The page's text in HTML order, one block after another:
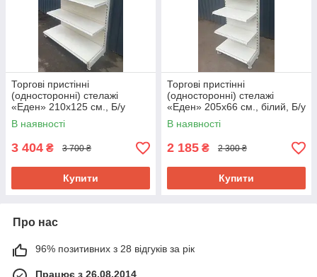
Торгові пристінні
(односторонні) стелажі
«Еден» 210х125 см., Б/у
В наявності
3 404 ₴ 3 700 ₴
Купити
Торгові пристінні
(односторонні) стелажі
«Еден» 205х66 см., білий, Б/у
В наявності
2 185 ₴ 2 300 ₴
Купити
Про нас
96% позитивних з 28 відгуків за рік
Працює з 26.08.2014